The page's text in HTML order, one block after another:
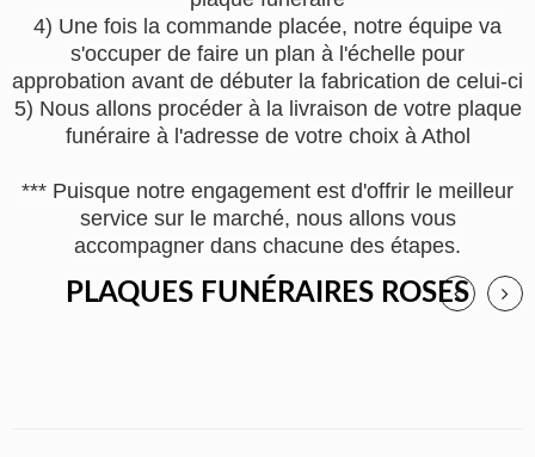
4) Une fois la commande placée, notre équipe va
s'occuper de faire un plan à l'échelle pour
approbation avant de débuter la fabrication de celui-ci
5) Nous allons procéder à la livraison de votre plaque
funéraire à l'adresse de votre choix à Athol
*** Puisque notre engagement est d'offrir le meilleur
service sur le marché, nous allons vous
accompagner dans chacune des étapes.
PLAQUES FUNÉRAIRES ROSES